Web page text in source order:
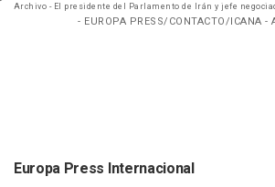
Archivo - El presidente del Parlamento de Irán y jefe
- EUROPA PRESS/CONTACTO/ICANA -
Europa Press Internacional